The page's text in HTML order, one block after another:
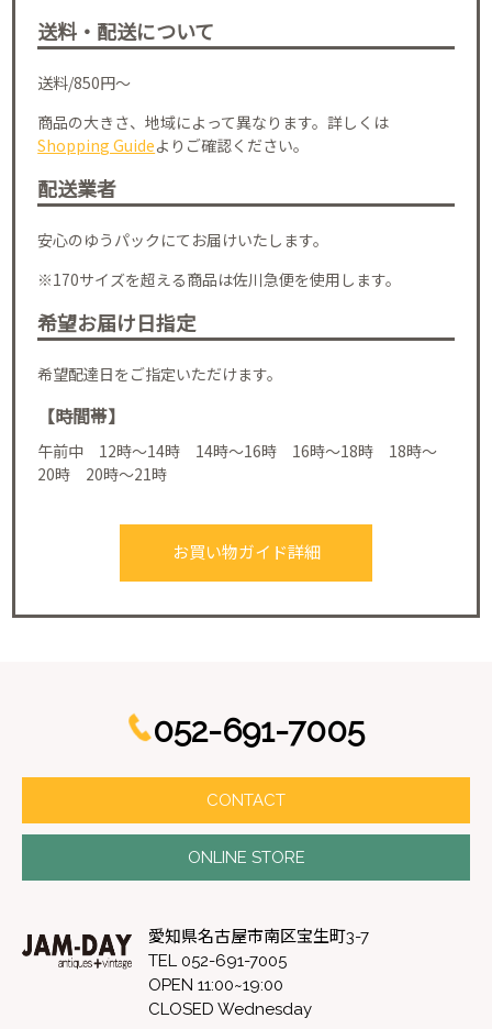
送料・配送について
送料/850円～
商品の大きさ、地域によって異なります。詳しくは
Shopping Guideよりご確認ください。
配送業者
安心のゆうパックにてお届けいたします。
※170サイズを超える商品は佐川急便を使用します。
希望お届け日指定
希望配達日をご指定いただけます。
【時間帯】
午前中 12時～14時 14時～16時 16時～18時 18時～
20時 20時～21時
お買い物ガイド詳細
052-691-7005
CONTACT
ONLINE STORE
愛知県名古屋市南区宝生町3-7
TEL 052-691-7005
OPEN 11:00~19:00
CLOSED Wednesday